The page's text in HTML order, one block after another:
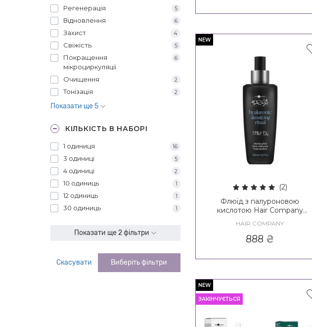
Регенерація 5
Відновлення 6
Захист 4
Свіжість 5
Покращення
мікроциркуляції
6
Очищення 2
Тонізація 2
Показати ще 5
КІЛЬКІСТЬ В НАБОРІ
1 одиниця 16
3 одиниці 5
4 одиниці 2
10 одиниць 1
12 одиниць 1
30 одиниць 1
Показати ще 2 фільтри
Скасувати Виберіть фільтри
NEW
(2)
Флюїд з гіалуроновою
кислотою Hair Company
Densifying Fluid / Creative
Inspiration Filler Plump Up Fluid
HAIR COMPANY
888 ₴
NEW
ЗАКІНЧУЄТЬСЯ